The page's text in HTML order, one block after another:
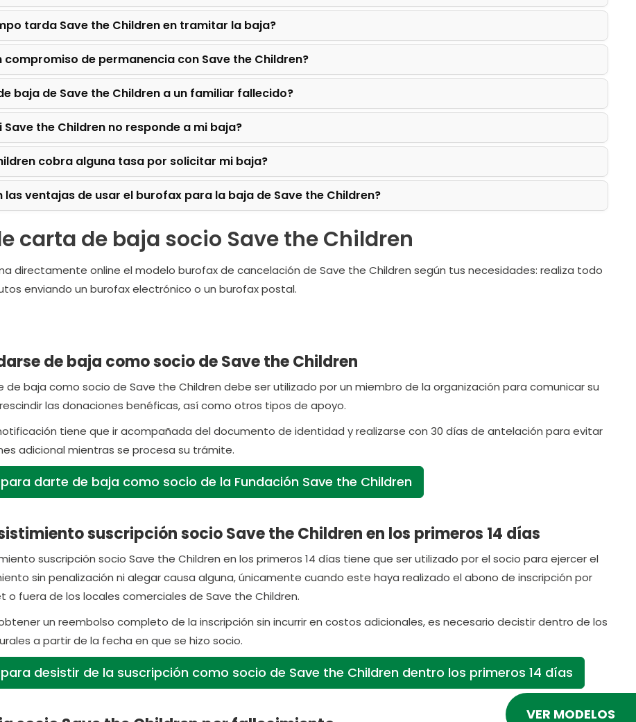
tarda Save the Children en tramitar la baja?
compromiso de permanencia con Save the Children?
baja de Save the Children a un familiar fallecido?
Save the Children no responde a mi baja?
cobra alguna tasa por solicitar mi baja?
las ventajas de usar el burofax para la baja de Save the Children?
carta de baja socio Save the Children
directamente online el modelo burofax de cancelación de Save the Children según tus necesidades: realiza todo
enviando un burofax electrónico o un burofax postal.
de baja como socio de Save the Children
de baja como socio de Save the Children debe ser utilizado por un miembro de la organización para comunicar su
las donaciones benéficas, así como otros tipos de apoyo.
tiene que ir acompañada del documento de identidad y realizarse con 30 días de antelación para evitar
adicional mientras se procesa su trámite.
para darte de baja como socio de la Fundación Save the Children
suscripción socio Save the Children en los primeros 14 días
suscripción socio Save the Children en los primeros 14 días tiene que ser utilizado por el socio para ejercer el
sin penalización ni alegar causa alguna, únicamente cuando este haya realizado el abono de inscripción por
o fuera de los locales comerciales de Save the Children.
un reembolso completo de la inscripción sin incurrir en costos adicionales, es necesario decistir dentro de los
a partir de la fecha en que se hizo socio.
para desistir de la suscripción como socio de Save the Children dentro los primeros 14 días
VER MODELOS